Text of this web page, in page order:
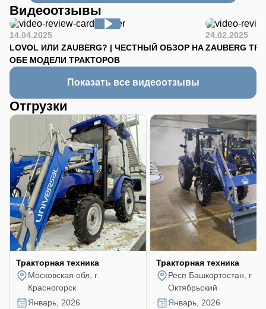
Видеоотзывы
14.04.2025
LOVOL ИЛИ ZAUBERG? | ЧЕСТНЫЙ ОБЗОР НА
ОБЕ МОДЕЛИ ТРАКТОРОВ
24.02.2025
ZAUBERG
Показать все видеоотзывы
Отгрузки
Тракторная техника
Московская обл, г
Красногорск
январь, 2026
Тракторная техника
Респ Башкортостан, г
Октябрьский
январь, 2026